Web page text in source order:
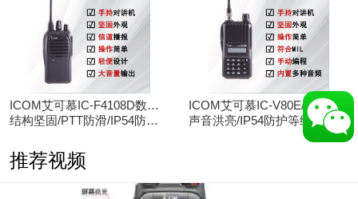
ICOM艾可慕IC-F4108D数字
对讲机
结构坚固/PTT防滑/IP54防护/
ICOM艾可慕IC-V80E/IC-
U80E手持对讲机（停产）
声音洪亮/IP54防护等级/手动
推荐视频